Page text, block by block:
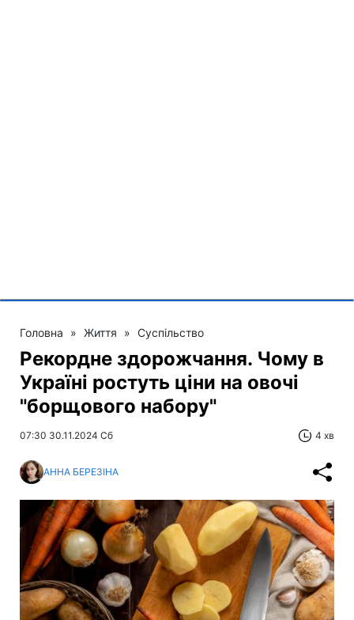
Головна » Життя » Суспільство
Рекордне здорожчання. Чому в
Україні ростуть ціни на овочі
"борщового набору"
07:30 30.11.2024 Сб 4 хв
АННА БЕРЕЗІНА